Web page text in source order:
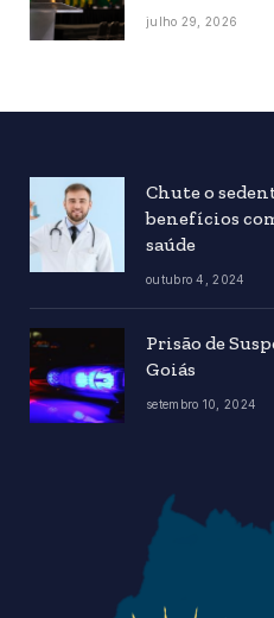
julho 29, 2026
Chute o
benefícios
saúde
outubro 4, 2024
Prisão de
Goiás
setembro 10, 2024